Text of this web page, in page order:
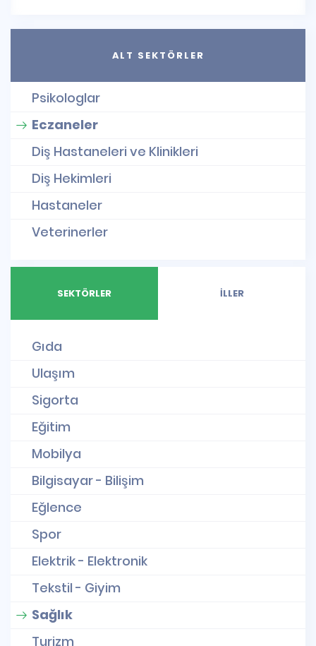
ALT SEKTÖRLER
Psikologlar
Eczaneler
Diş Hastaneleri ve Klinikleri
Diş Hekimleri
Hastaneler
Veterinerler
SEKTÖRLER İLLER
Gıda
Ulaşım
Sigorta
Eğitim
Mobilya
Bilgisayar - Bilişim
Eğlence
Spor
Elektrik - Elektronik
Tekstil - Giyim
Sağlık
Turizm